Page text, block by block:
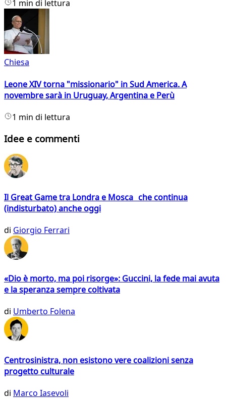
1 min di lettura
Chiesa
Leone XIV torna "missionario" in Sud America. A
novembre sarà in Uruguay, Argentina e Perù
1 min di lettura
Idee e commenti
Il Great Game tra Londra e Mosca che continua
(indisturbato) anche oggi
di Giorgio Ferrari
«Dio è morto, ma poi risorge»: Guccini, la fede mai avuta
e la speranza sempre coltivata
di Umberto Folena
Centrosinistra, non esistono vere coalizioni senza
progetto culturale
di Marco Iasevoli